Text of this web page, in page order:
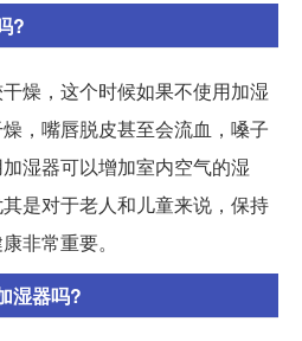
?
燥，这个时候如果不使用加湿
，嘴唇脱皮甚至会流血，嗓子
湿器可以增加室内空气的湿
是对于老人和儿童来说，保持
非常重要。
湿器吗?